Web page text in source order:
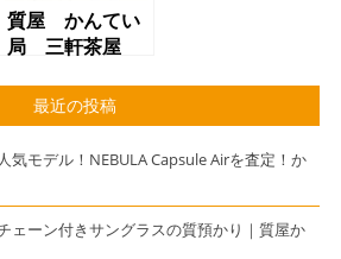
質屋 かんてい
局 三軒茶屋
CHANEL（シャ
ネル）ハンドバ
ッグ レザー
ココマーク
最近の投稿
気モデル！NEBULA Capsule Airを査定！か
ェーン付きサングラスの質預かり｜質屋か